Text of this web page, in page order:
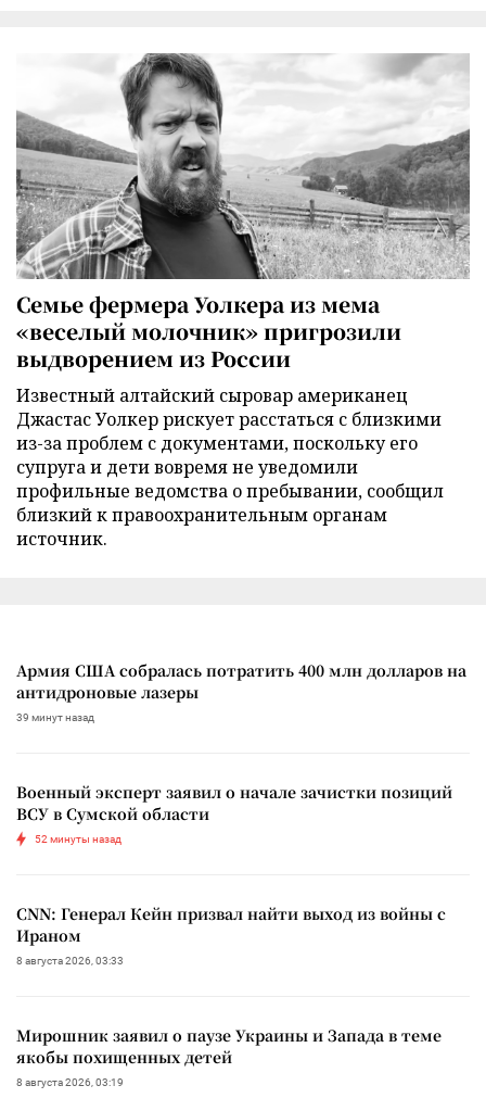
Семье фермера Уолкера из мема
«веселый молочник» пригрозили
выдворением из России
Известный алтайский сыровар американец
Джастас Уолкер рискует расстаться с близкими
из-за проблем с документами, поскольку его
супруга и дети вовремя не уведомили
профильные ведомства о пребывании, сообщил
близкий к правоохранительным органам
источник.
Армия США собралась потратить 400 млн долларов на
антидроновые лазеры
39 минут назад
Военный эксперт заявил о начале зачистки позиций
ВСУ в Сумской области
52 минуты назад
CNN: Генерал Кейн призвал найти выход из войны с
Ираном
8 августа 2026, 03:33
Мирошник заявил о паузе Украины и Запада в теме
якобы похищенных детей
8 августа 2026, 03:19